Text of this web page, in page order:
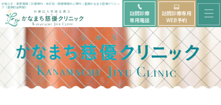
お知らせ・最新情報｜診療案内・休診日・医療情報のご案内｜葛飾かなまち慈優クリニッ
ク（葛飾区金町駅）
訪問診療
専用電話
訪問診療専用
WEB予約
メ
ニ
ュ
ー
を
開
く